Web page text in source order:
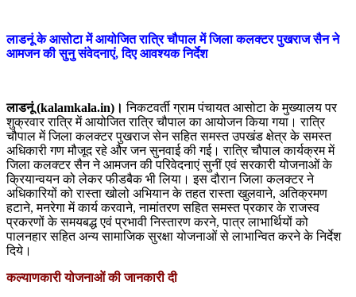
लाडनूं के आसोटा में आयोजित रात्रि चौपाल में जिला कलक्टर पुखराज सैन ने
आमजन की सुनु संवेदनाएं, दिए आवश्यक निर्देश
लाडनूं (kalamkala.in)। निकटवर्ती ग्राम पंचायत आसोटा के मुख्यालय पर
शुक्रवार रात्रि में आयोजित रात्रि चौपाल का आयोजन किया गया। रात्रि
चौपाल में जिला कलक्टर पुखराज सेन सहित समस्त उपखंड क्षेत्र के समस्त
अधिकारी गण मौजूद रहे और जन सुनवाई की गई। रात्रि चौपाल कार्यक्रम में
जिला कलक्टर सैन ने आमजन की परिवेदनाएं सुनीं एवं सरकारी योजनाओं के
क्रियान्वयन को लेकर फीडबैक भी लिया। इस दौरान जिला कलक्टर ने
अधिकारियों को रास्ता खोलो अभियान के तहत रास्ता खुलवाने, अतिक्रमण
हटाने, मनरेगा में कार्य करवाने, नामांतरण सहित समस्त प्रकार के राजस्व
प्रकरणों के समयबद्ध एवं प्रभावी निस्तारण करने, पात्र लाभार्थियों को
पालनहार सहित अन्य सामाजिक सुरक्षा योजनाओं से लाभान्वित करने के निर्देश
दिये।
कल्याणकारी योजनाओं की जानकारी दी